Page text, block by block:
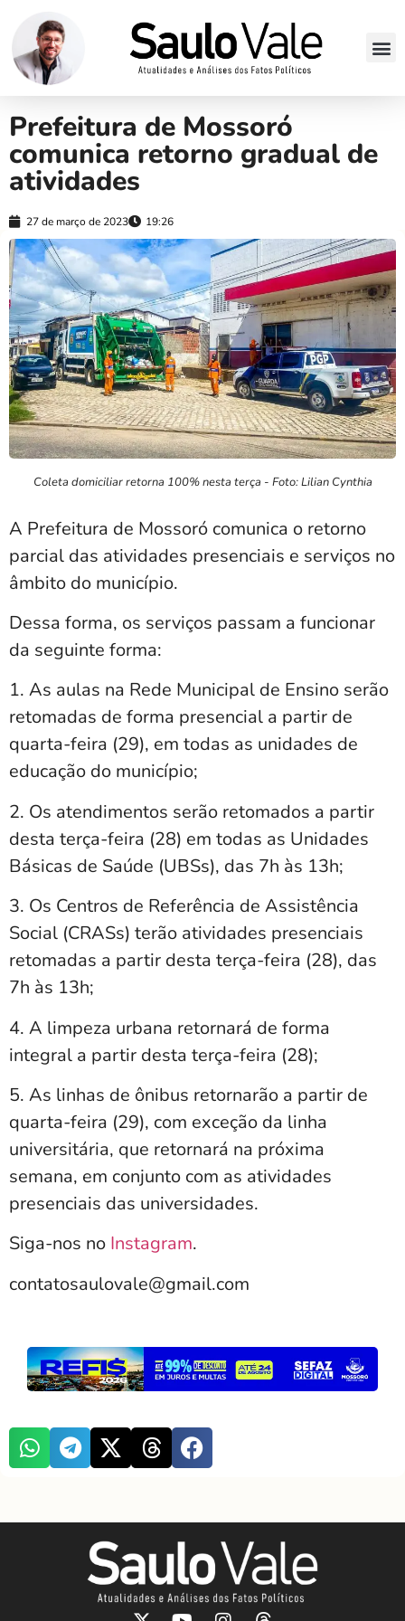
Prefeitura de Mossoró
comunica retorno gradual de
atividades
27 de março de 2023 19:26
Coleta domiciliar retorna 100% nesta terça - Foto: Lilian Cynthia
A Prefeitura de Mossoró comunica o retorno
parcial das atividades presenciais e serviços no
âmbito do município.
Dessa forma, os serviços passam a funcionar
da seguinte forma:
1. As aulas na Rede Municipal de Ensino serão
retomadas de forma presencial a partir de
quarta-feira (29), em todas as unidades de
educação do município;
2. Os atendimentos serão retomados a partir
desta terça-feira (28) em todas as Unidades
Básicas de Saúde (UBSs), das 7h às 13h;
3. Os Centros de Referência de Assistência
Social (CRASs) terão atividades presenciais
retomadas a partir desta terça-feira (28), das
7h às 13h;
4. A limpeza urbana retornará de forma
integral a partir desta terça-feira (28);
5. As linhas de ônibus retornarão a partir de
quarta-feira (29), com exceção da linha
universitária, que retornará na próxima
semana, em conjunto com as atividades
presenciais das universidades.
Siga-nos no Instagram.
contatosaulovale@gmail.com